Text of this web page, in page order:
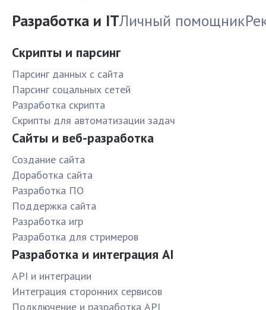
Разработка и ITЛичный помощник
Скрипты и парсинг
Парсинг данных с сайта
Парсинг соцальных сетей
Разработка скрипта
Скрипты для автоматизации задач
Сайты и веб-разработка
Создание сайта
Доработка сайта
Разработка ПО
Поддержка сайта
Разработка игр
Разработка для стримеров
Разработка и интеграция AI
API и интеграции
Интеграция сторонних сервисов
Подключение и разработка API